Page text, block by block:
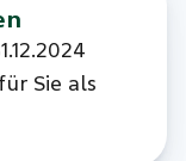
Sie als